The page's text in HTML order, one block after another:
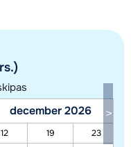
onze accommodaties. De
december 2026
12 19
23